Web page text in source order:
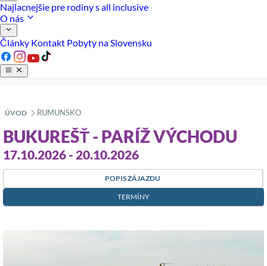
Najlacnejšie pre rodiny s all inclusive
O nás
Články Kontakt Pobyty na Slovensku
ÚVOD »
RUMUNSKO
BUKUREŠŤ - PARÍŽ VÝCHODU
17.10.2026 - 20.10.2026
POPIS ZÁJAZDU
TERMÍNY